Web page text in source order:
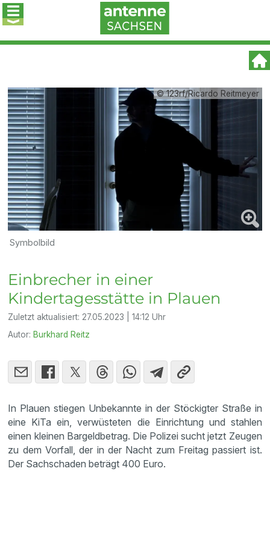
© 123rf/Ricardo Reitmeyer
Symbolbild
Einbrecher in einer
Kindertagesstätte in Plauen
Zuletzt aktualisiert: 27.05.2023 | 14:12 Uhr
Autor: Burkhard Reitz
In Plauen stiegen Unbekannte in der Stöckigter Straße in
eine KiTa ein, verwüsteten die Einrichtung und stahlen
einen kleinen Bargeldbetrag. Die Polizei sucht jetzt Zeugen
zu dem Vorfall, der in der Nacht zum Freitag passiert ist.
Der Sachschaden beträgt 400 Euro.